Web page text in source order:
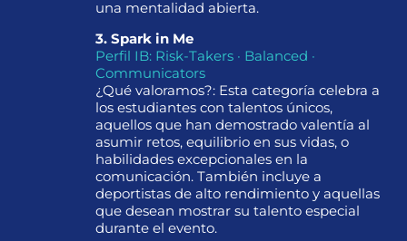
una mentalidad abierta.
3. Spark in Me
Perfil IB: Risk-Takers · Balanced ·
Communicators
¿Qué valoramos?: Esta categoría celebra a
los estudiantes con talentos únicos,
aquellos que han demostrado valentía al
asumir retos, equilibrio en sus vidas, o
habilidades excepcionales en la
comunicación. También incluye a
deportistas de alto rendimiento y aquellas
que desean mostrar su talento especial
durante el evento.